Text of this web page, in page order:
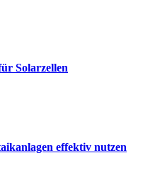
Solarzellen
effektiv nutzen